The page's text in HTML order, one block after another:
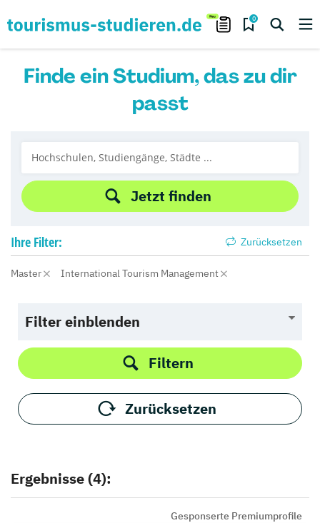
0
Finde ein Studium, das zu dir
passt
Jetzt finden
Ihre Filter: Zurücksetzen
Master International Tourism Management
Filter einblenden
Filtern
Zurücksetzen
Ergebnisse (4):
Gesponserte Premiumprofile